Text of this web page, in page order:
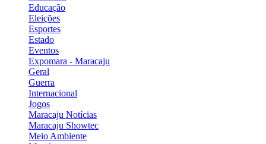
Educação
Eleições
Esportes
Estado
Eventos
Expomara - Maracaju
Geral
Guerra
Internacional
Jogos
Maracaju Notícias
Maracaju Showtec
Meio Ambiente